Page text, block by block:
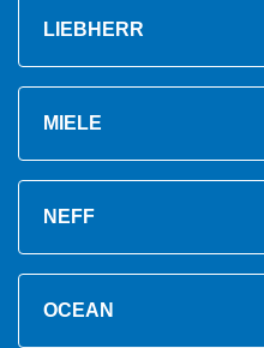
LIEBHERR
MIELE
NEFF
OCEAN